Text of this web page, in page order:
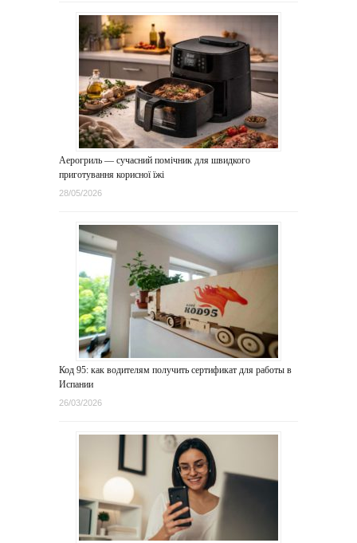
Аерогриль — сучасний помічник для швидкого
приготування корисної їжі
28/05/2026
Код 95: как водителям получить сертификат для работы в
Испании
26/03/2026